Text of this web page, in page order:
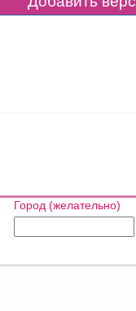
Город (желательно)